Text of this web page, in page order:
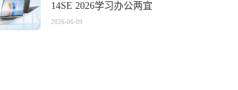
14SE 2026学习办公两宜
2026-06-09